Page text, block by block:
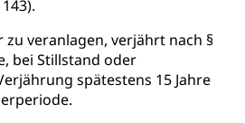
zu veranlagen, verjährt nach §
bei Stillstand oder
spätestens 15 Jahre
und Beruf
Brückenangebote
Mittelschulzentrum FMZ
Kantonsschulen
(beruf.lu.ch)
und Studienbearatung
Logopädie,
Schulsozialarbeit,
Sportcamps